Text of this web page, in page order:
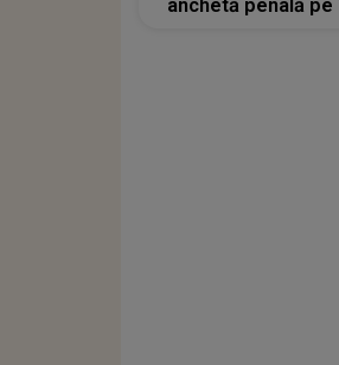
anchetă penală